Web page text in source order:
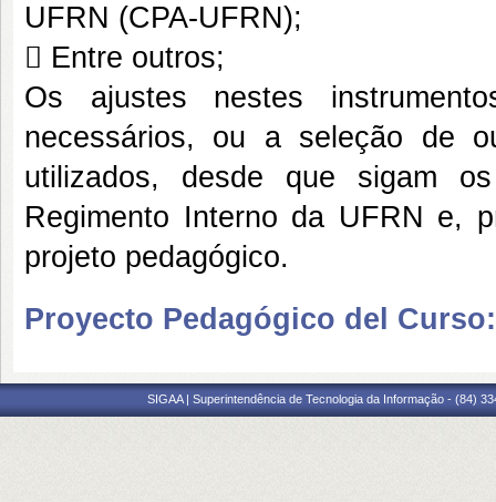
UFRN (CPA-UFRN);
 Entre outros;
Os ajustes nestes
necessários, ou a seleção de
utilizados, desde que sigam
Regimento Interno da UFRN e,
projeto pedagógico.
Proyecto Pedagógico del Curso:
SIGAA | Superintendência de Tecnologia da Informação - (84)